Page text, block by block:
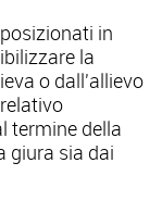
in
la
o dall'allievo
termine della
giura sia dai